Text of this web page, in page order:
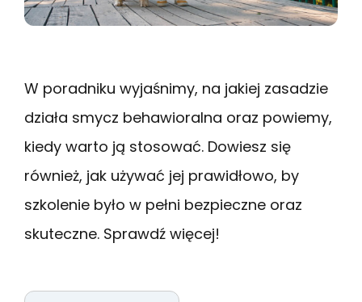
W poradniku wyjaśnimy, na jakiej zasadzie
działa smycz behawioralna oraz powiemy,
kiedy warto ją stosować. Dowiesz się
również, jak używać jej prawidłowo, by
szkolenie było w pełni bezpieczne oraz
skuteczne. Sprawdź więcej!